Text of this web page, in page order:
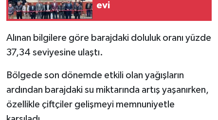
evi
Alınan bilgilere göre barajdaki doluluk oranı yüzde
37,34 seviyesine ulaştı.
Bölgede son dönemde etkili olan yağışların
ardından barajdaki su miktarında artış yaşanırken,
özellikle çiftçiler gelişmeyi memnuniyetle